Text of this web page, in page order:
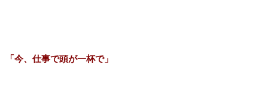
「今、仕事で頭が一杯で」